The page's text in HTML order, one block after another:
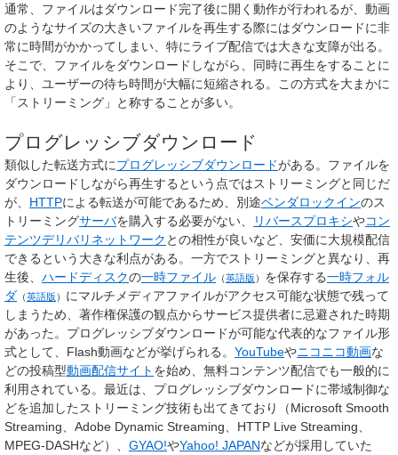
通常、ファイルはダウンロード完了後に開く動作が行われるが、動画
のようなサイズの大きいファイルを再生する際にはダウンロードに非
常に時間がかかってしまい、特にライブ配信では大きな支障が出る。
そこで、ファイルをダウンロードしながら、同時に再生をすることに
より、ユーザーの待ち時間が大幅に短縮される。この方式を大まかに
「ストリーミング」と称することが多い。
プログレッシブダウンロード
類似した転送方式にプログレッシブダウンロードがある。ファイルを
ダウンロードしながら再生するという点ではストリーミングと同じだ
が、 HTTPによる転送が可能であるため、別途ベンダロックインのス
トリーミングサーバを購入する必要がない、 リバースプロキシやコン
テンツデリバリネットワーク との相性が良いなど、安価に大規模配信
できるという大きな利点がある。一方でストリーミングと異なり、再
生後、 ハードディスクの一時ファイル （英語版 ） を保存する一時フォル
ダ （英語版 ） にマルチメディアファイルがアクセス可能な状態で残って
しまうため、著作権保護の観点からサービス提供者に忌避された時期
があった。プログレッシブダウンロードが可能な代表的なファイル形
式として、Flash動画などが挙げられる。 YouTubeやニコニコ動画な
どの投稿型動画配信サイト を始め、無料コンテンツ配信でも一般的に
利用されている。最近は、プログレッシブダウンロードに帯域制御な
どを追加したストリーミング技術も出てきており（Microsoft Smooth
Streaming、Adobe Dynamic Streaming、HTTP Live Streaming、
MPEG-DASHなど）、 GYAO!やYahoo! JAPANなどが採用していた